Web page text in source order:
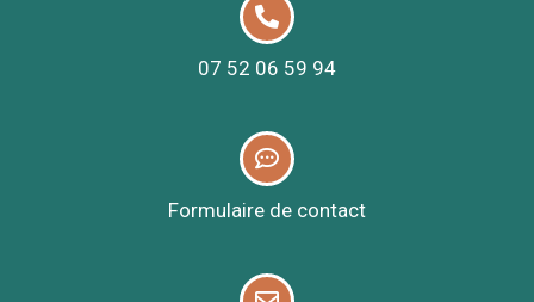
07 52 06 59 94​
Formulaire de contact